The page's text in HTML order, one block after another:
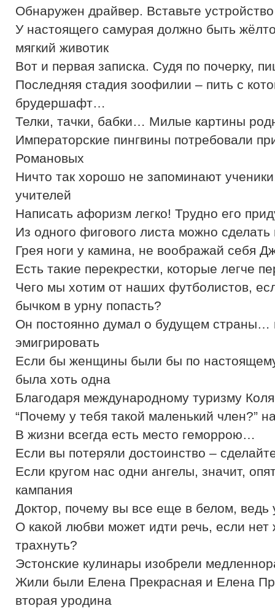
Обнаружен драйвер. Вставьте устройство
У настоящего самурая должно быть
мягкий животик
Вот и первая записка. Судя по почерку,
Последняя стадия зоофилии – пить с
брудершафт…
Телки, тачки, бабки… Милые картины
Императорские пингвины потребовали
Романовых
Ничто так хорошо не запоминают
учителей
Написать афоризм легко! Трудно его
Из одного фигового листа можно сделать
Грея ноги у камина, не воображай себя
Есть такие перекрестки, которые легче
Чего мы хотим от наших футболистов,
бычком в урну попасть?
Он постоянно думал о будущем страны…
эмигрировать
Если бы женщины были бы по
была хоть одна
Благодаря международному туризму
“Почему у тебя такой маленький член?”
В жизни всегда есть место геморрою…
Если вы потеряли достоинство –
Если кругом нас одни ангелы, значит,
кампания
Доктор, почему вы все еще в белом, ведь
О какой любви может идти речь, если
трахнуть?
Эстонские кулинары изобрели
Жили были Елена Прекрасная и Елена
вторая уродина